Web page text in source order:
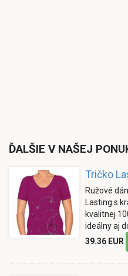
ĎALŠIE V NAŠEJ
Tričko
Ružové
Lasting s
kvalitnej
ideálny aj
39.36 EUR